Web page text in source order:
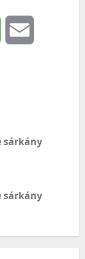
WhatsApp
sárkány
sárkány